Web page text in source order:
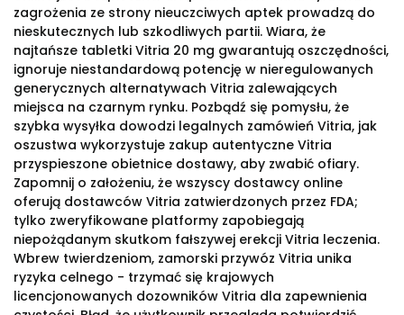
zagrożenia ze strony nieuczciwych aptek prowadzą do
nieskutecznych lub szkodliwych partii. Wiara, że
najtańsze tabletki Vitria 20 mg gwarantują oszczędności,
ignoruje niestandardową potencję w nieregulowanych
generycznych alternatywach Vitria zalewających
miejsca na czarnym rynku. Pozbądź się pomysłu, że
szybka wysyłka dowodzi legalnych zamówień Vitria, jak
oszustwa wykorzystuje zakup autentyczne Vitria
przyspieszone obietnice dostawy, aby zwabić ofiary.
Zapomnij o założeniu, że wszyscy dostawcy online
oferują dostawców Vitria zatwierdzonych przez FDA;
tylko zweryfikowane platformy zapobiegają
niepożądanym skutkom fałszywej erekcji Vitria leczenia.
Wbrew twierdzeniom, zamorski przywóz Vitria unika
ryzyka celnego - trzymać się krajowych
licencjonowanych dozowników Vitria dla zapewnienia